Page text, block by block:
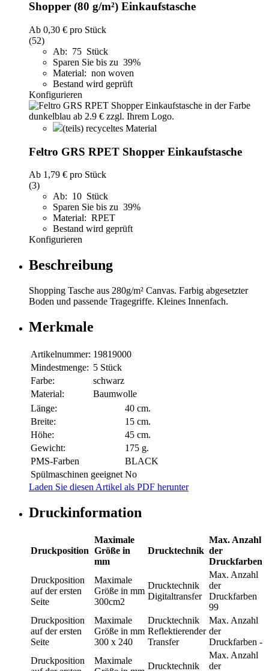
Shopper (80 g/m²) Einkaufstasche
Ab 0,30 € pro Stück
(52)
Ab: 75 Stück
Sparen Sie bis zu 39%
Material: non woven
Bestand wird geprüft
Konfigurieren
(teils) recyceltes Material
Feltro GRS RPET Shopper Einkaufstasche
Ab 1,79 € pro Stück
(3)
Ab: 10 Stück
Sparen Sie bis zu 39%
Material: RPET
Bestand wird geprüft
Konfigurieren
Beschreibung
Shopping Tasche aus 280g/m² Canvas. Farbig abgesetzter
Boden und passende Tragegriffe. Kleines Innenfach.
Merkmale
Artikelnummer: 19819000
Mindestmenge: 5 Stück
Farbe:
schwarz
Material:
Baumwolle
Länge:
40 cm.
Breite:
15 cm.
Höhe:
45 cm.
Gewicht:
175 g.
PMS-Farben
BLACK
Spülmaschinen geeignet No
Laden Sie diesen Artikel als PDF herunter
Druckinformation
Druckposition
Maximale
Größe in
mm
Drucktechnik
Max. Anzahl
der
Druckfarben
Druckposition
auf der ersten
Seite
Maximale
Größe in mm
300cm2
Drucktechnik
Digitaltransfer
Max. Anzahl
der
Druckfarben
99
Druckposition
auf der ersten
Seite
Maximale
Größe in mm
300 x 240
Drucktechnik
Reflektierender
Transfer
Max. Anzahl
der
Druckfarben -
Druckposition
Maximale
Drucktechnik
Max. Anzahl
der